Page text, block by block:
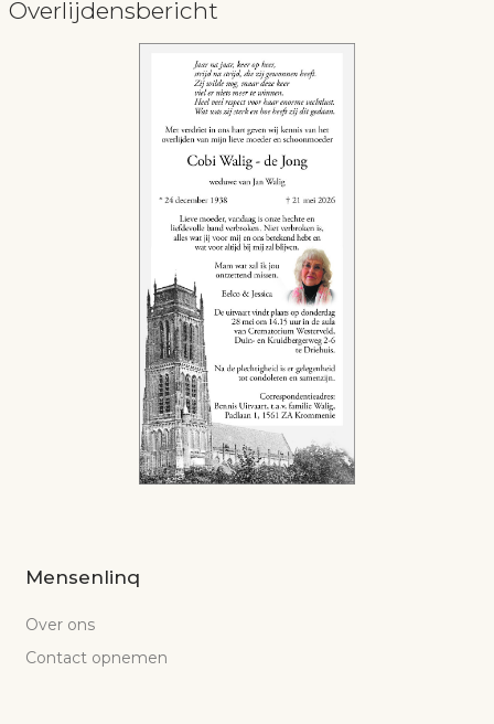
Overlijdensbericht
Mensenlinq
Over ons
Contact opnemen